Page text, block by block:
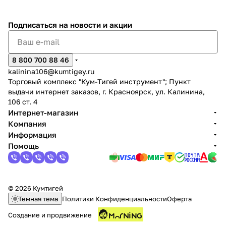
Подписаться на новости и акции
8 800 700 88 46
kalinina106@kumtigey.ru
Торговый комплекс "Кум-Тигей инструмент"; Пункт
выдачи интернет заказов, г. Красноярск, ул. Калинина,
106 ст. 4
Интернет-магазин
Компания
Информация
Помощь
© 2026 Кумтигей
Темная тема Политики КонфиденциальностиОферта
Создание и продвижение